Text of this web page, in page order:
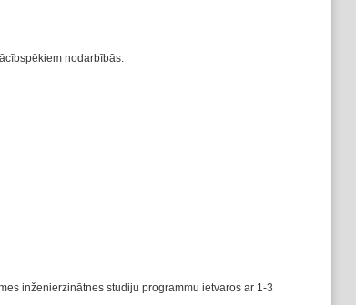
nodarbībās.
inženierzinātnes studiju programmu ietvaros ar 1-3